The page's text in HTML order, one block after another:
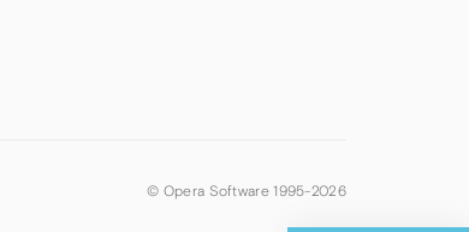
© Opera Software 1995-2026